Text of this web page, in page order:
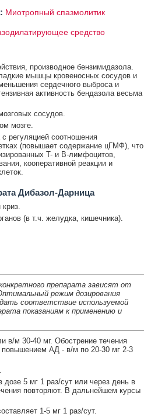
Миотропный спазмолитик
средство
производное бензимидазола.
мышцы кровеносных сосудов и
сердечного выброса и
активность бендазола весьма
сосудов.
мозге.
регуляцией соотношения
(повышает содержание цГМФ), что
T- и B-лимфоцитов,
кооперативной реакции и
Дибазол-Дарница
криз.
(в т.ч. желудка, кишечника).
препарата зависят от
режим дозирования
соответствие используемой
показаниям к применению и
в/м 30-40 мг. Обострение течения
повышением АД - в/м по 20-30 мг 2-3
5 мг 1 раз/сут или через день в
повторяют. В дальнейшем курсы
1-5 мг 1 раз/сут.